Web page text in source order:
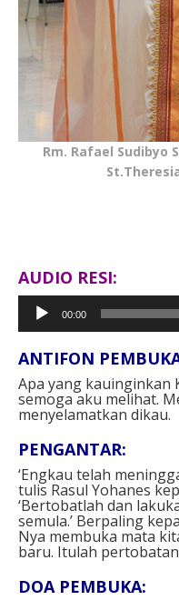
Rm. Rafael Sudibyo
AUDIO RESI:
Pemutar
Audio
00:00
ANTIFON
Apa yang kauinginkan
semoga aku melihat.
menyelamatkan dikau.
PENGANTAR:
‘Engkau telah
tulis Rasul Yohanes
‘Bertobatlah dan
semula.’ Berpaling
Nya membuka mata
baru. Itulah
DOA PEMBUKA: